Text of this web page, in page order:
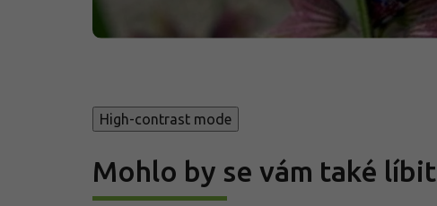
High-contrast mode
Mohlo by se vám také líbit